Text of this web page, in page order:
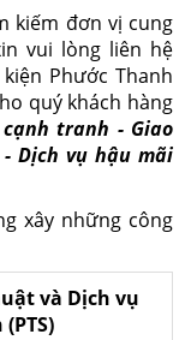
kiếm đơn vị cung
vui lòng liên hệ
Phước Thanh
quý khách hàng
tranh - Giao
Dịch vụ hậu mãi
xây những công
và Dịch vụ